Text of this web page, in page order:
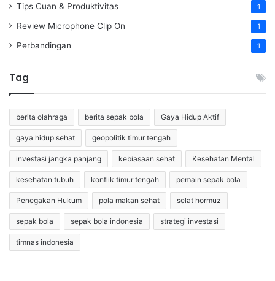
Tips Cuan & Produktivitas 1
Review Microphone Clip On 1
Perbandingan 1
Tag
berita olahraga berita sepak bola Gaya Hidup Aktif
gaya hidup sehat geopolitik timur tengah
investasi jangka panjang kebiasaan sehat Kesehatan Mental
kesehatan tubuh konflik timur tengah pemain sepak bola
Penegakan Hukum pola makan sehat selat hormuz
sepak bola sepak bola indonesia strategi investasi
timnas indonesia